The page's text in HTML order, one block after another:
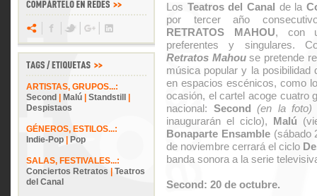
ARTISTAS, GRUPOS...:
Second
Malú Standstill
Despistaos
GÉNEROS, ESTILOS...:
Indie-Pop
Pop
SALAS, FESTIVALES...:
Conciertos Retratos
Teatros
del Canal
Los Teatros del Canal de la
por tercer año
RETRATOS MAHOU, con
preferentes y singulares.
Retratos Mahouse pretende
música popular y la posibilidad
en espacios escénicos, como
ocasión, el cartel acoge cuatro
nacional: Second(en la foto)
inaugurarán el ciclo), Malú
Bonaparte Ensamble (sábado
de noviembre cerrará el ciclo
banda sonora a la serie
Second: 20 de octubre.